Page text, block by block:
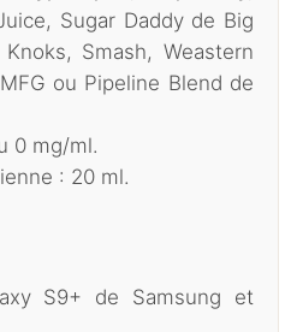
Sugar Daddy de Big
Smash, Weastern
ou Pipeline Blend de
0 mg/ml.
: 20 ml.
S9+ de Samsung et